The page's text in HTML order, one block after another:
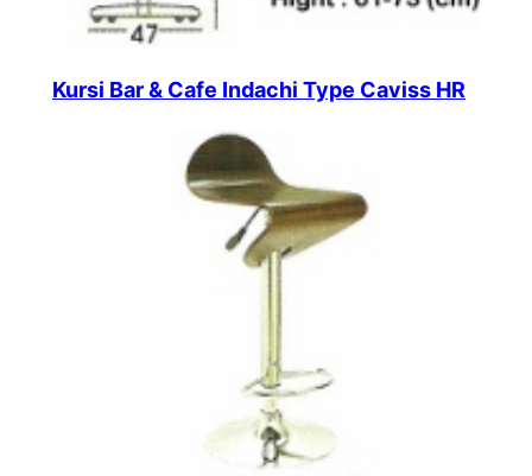
Kursi Bar & Cafe Indachi Type Caviss HR